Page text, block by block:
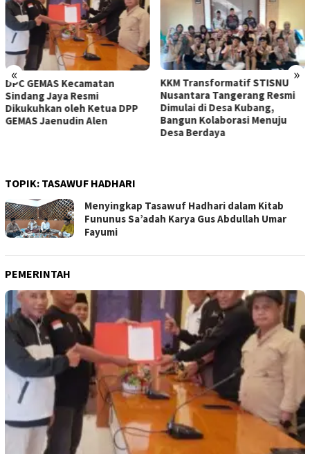
« »
KKM Transformatif STISNU
Nusantara Tangerang Resmi
Dimulai di Desa Kubang,
Bangun Kolaborasi Menuju
OA PHIGMA Berperan Aktif
Mengawal Penyumpahan 105
Advokat Baru di Pengadilan
Tinggi Banten
TOPIK: TASAWUF HADHARI
Menyingkap Tasawuf Hadhari dalam Kitab
Fununus Sa’adah Karya Gus Abdullah Umar
Fayumi
PEMERINTAH